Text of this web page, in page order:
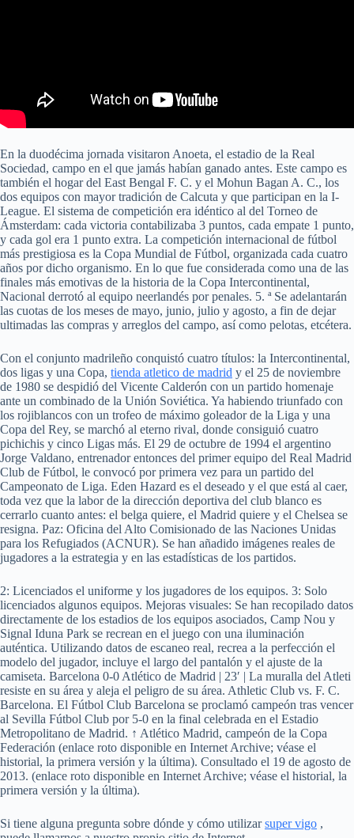
En la duodécima jornada visitaron Anoeta, el estadio de la Real
Sociedad, campo en el que jamás habían ganado antes. Este campo es
también el hogar del East Bengal F. C. y el Mohun Bagan A. C., los
dos equipos con mayor tradición de Calcuta y que participan en la I-
League. El sistema de competición era idéntico al del Torneo de
Ámsterdam: cada victoria contabilizaba 3 puntos, cada empate 1 punto,
y cada gol era 1 punto extra. La competición internacional de fútbol
más prestigiosa es la Copa Mundial de Fútbol, organizada cada cuatro
años por dicho organismo. En lo que fue considerada como una de las
finales más emotivas de la historia de la Copa Intercontinental,
Nacional derrotó al equipo neerlandés por penales. 5. ª Se adelantarán
las cuotas de los meses de mayo, junio, julio y agosto, a fin de dejar
ultimadas las compras y arreglos del campo, así como pelotas, etcétera.
Con el conjunto madrileño conquistó cuatro títulos: la Intercontinental,
dos ligas y una Copa, tienda atletico de madrid y el 25 de noviembre
de 1980 se despidió del Vicente Calderón con un partido homenaje
ante un combinado de la Unión Soviética. Ya habiendo triunfado con
los rojiblancos con un trofeo de máximo goleador de la Liga y una
Copa del Rey, se marchó al eterno rival, donde consiguió cuatro
pichichis y cinco Ligas más. El 29 de octubre de 1994 el argentino
Jorge Valdano, entrenador entonces del primer equipo del Real Madrid
Club de Fútbol, le convocó por primera vez para un partido del
Campeonato de Liga. Eden Hazard es el deseado y el que está al caer,
toda vez que la labor de la dirección deportiva del club blanco es
cerrarlo cuanto antes: el belga quiere, el Madrid quiere y el Chelsea se
resigna. Paz: Oficina del Alto Comisionado de las Naciones Unidas
para los Refugiados (ACNUR). Se han añadido imágenes reales de
jugadores a la estrategia y en las estadísticas de los partidos.
2: Licenciados el uniforme y los jugadores de los equipos. 3: Solo
licenciados algunos equipos. Mejoras visuales: Se han recopilado datos
directamente de los estadios de los equipos asociados, Camp Nou y
Signal Iduna Park se recrean en el juego con una iluminación
auténtica. Utilizando datos de escaneo real, recrea a la perfección el
modelo del jugador, incluye el largo del pantalón y el ajuste de la
camiseta. Barcelona 0-0 Atlético de Madrid | 23′ | La muralla del Atleti
resiste en su área y aleja el peligro de su área. Athletic Club vs. F. C.
Barcelona. El Fútbol Club Barcelona se proclamó campeón tras vencer
al Sevilla Fútbol Club por 5-0 en la final celebrada en el Estadio
Metropolitano de Madrid. ↑ Atlético Madrid, campeón de la Copa
Federación (enlace roto disponible en Internet Archive; véase el
historial, la primera versión y la última). Consultado el 19 de agosto de
2013. (enlace roto disponible en Internet Archive; véase el historial, la
primera versión y la última).
Si tiene alguna pregunta sobre dónde y cómo utilizarsuper vigo ,